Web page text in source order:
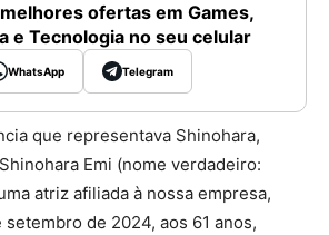
ofertas em Games,
e Tecnologia no seu celular
WhatsApp Telegram
que representava Shinohara,
Emi (nome verdadeiro:
atriz afiliada à nossa empresa,
de 2024, aos 61 anos,